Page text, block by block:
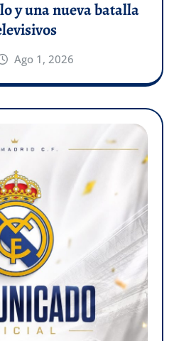
y una nueva batalla
Ago 1, 2026